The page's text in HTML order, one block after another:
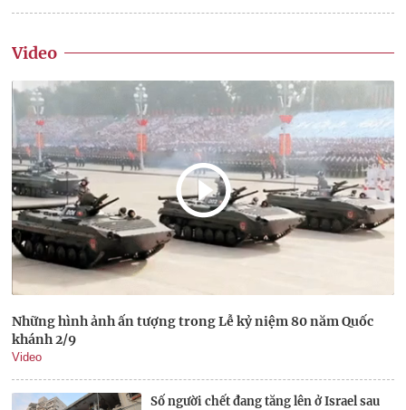
Video
Những hình ảnh ấn tượng trong Lễ kỷ niệm 80 năm Quốc
khánh 2/9
Video
Số người chết đang tăng lên ở Israel sau